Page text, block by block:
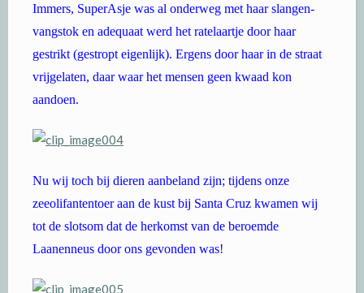
Immers, SuperAsje was al onderweg met haar slangen-
vangstok en adequaat werd het ratelaartje door haar
gestrikt (gestropt eigenlijk). Ergens door haar in de straat
vrijgelaten, daar waar het mensen geen kwaad kon
aandoen.
Nu wij toch bij dieren aanbeland zijn; tijdens onze
zeeolifantentoer aan de kust bij Santa Cruz kwamen wij
tot de slotsom dat de herkomst van de beroemde
Laanenneus door ons gevonden was!